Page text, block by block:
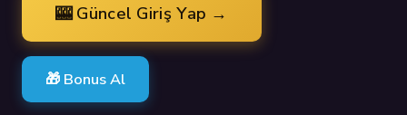
🎰 Güncel Giriş Yap →
🎁 Bonus Al